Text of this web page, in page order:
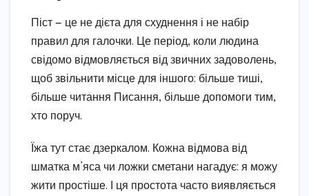
Піст — це не дієта для схуднення і не набір
правил для галочки. Це період, коли людина
свідомо відмовляється від звичних задоволень,
щоб звільнити місце для іншого: більше тиші,
більше читання Писання, більше допомоги тим,
хто поруч.
Їжа тут стає дзеркалом. Кожна відмова від
шматка м’яса чи ложки сметани нагадує: я можу
жити простіше. І ця простота часто виявляється